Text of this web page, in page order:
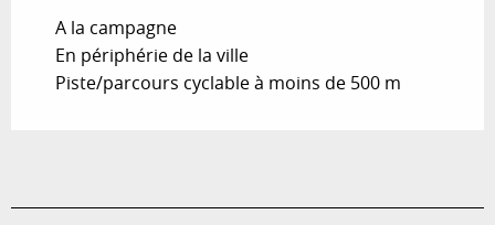
A la campagne
En périphérie de la ville
Piste/parcours cyclable à moins de 500 m